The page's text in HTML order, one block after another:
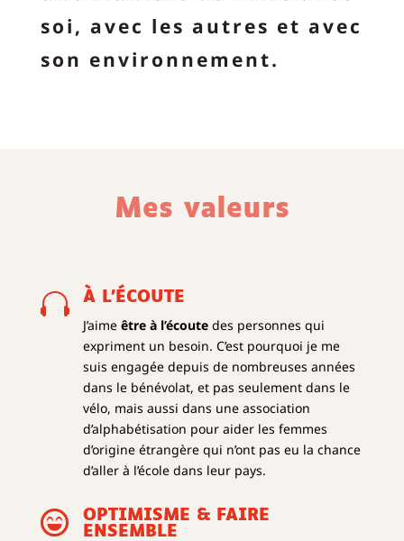
soi, avec les autres et avec
son environnement.
Mes valeurs
 À L'ÉCOUTE
J’aime être à l’écoutedes personnes qui
expriment un besoin. C’est pourquoi je me
suis engagée depuis de nombreuses années
dans le bénévolat, et pas seulement dans le
vélo, mais aussi dans une association
d’alphabétisation pour aider les femmes
d’origine étrangère qui n’ont pas eu la chance
d’aller à l’école dans leur pays.

OPTIMISME & FAIRE
ENSEMBLE